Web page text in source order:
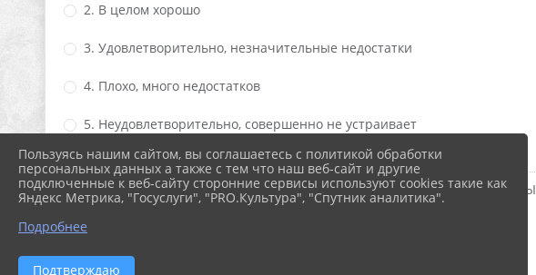
2. В целом хорошо
3. Удовлетворительно, незначительные недостатки
4. Плохо, много недостатков
5. Неудовлетворительно, совершенно не устраивает
2. КОМФОРТНОСТЬ УСЛОВИЙ ПРЕБЫВАНИЯ В ОРГАНИЗАЦИИ КУЛЬТУРЫ
1. Отлично, все устраивает
2. В целом хорошо
Пользуясь нашим сайтом, вы соглашаетесь с политикой обработки
персональных данных а также с тем что наш веб-сайт и другие
подключенные к веб-сайту сторонние сервисы используют cookies такие как
Яндекс Метрика, "Госуслуги", "PRO.Культура", "Спутник аналитика".
Подробнее
Подтверждаю